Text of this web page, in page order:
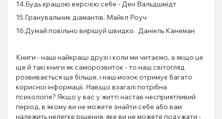
14.Будь кращою версією себе - Ден Вальдшмідт
15.Гранувальник діамантів. Майкл Роуч
16.Думай повільно вирішуй швидко. Даніель Канеман
Книги - наші найкращі друзі і коли ми читаємо, а якщо це
ще й такі книги як саморозвиток - то наш світогляд
розвивається ще більше, і наш мозок отримує багато
корисної інформації. Навіщо взагалі потрібна
психологія? Якщо у вас у житті настав несприятливий
період, в якому ви не можете знайти себе або вам
належить нелегке рішення, яке ви не можете подужати -